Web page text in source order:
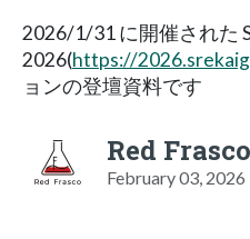
2026/1/31 に開催された
2026(https://
ョンの登壇資料です
Red Frasco
February 03, 2026